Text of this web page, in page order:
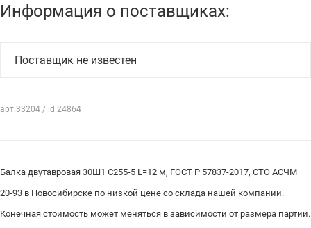
Информация о поставщиках:
Поставщик не известен
арт.33204 / id 24864
Балка двутавровая 30Ш1 С255-5 L=12 м, ГОСТ Р 57837-2017, СТО АСЧМ
20-93 в Новосибирске по низкой цене со склада нашей компании.
Конечная стоимость может меняться в зависимости от размера партии.